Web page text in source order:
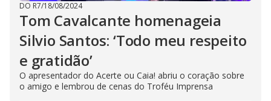
DO R7/18/08/2024
Tom Cavalcante homenageia
Silvio Santos: ‘Todo meu respeito
e gratidão’
O apresentador do Acerte ou Caia! abriu o coração sobre
o amigo e lembrou de cenas do Troféu Imprensa